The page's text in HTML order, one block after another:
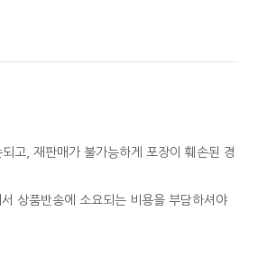
고, 재판매가 불가능하게 포장이 훼손된 경
상품반송에 소요되는 비용을 부담하셔야